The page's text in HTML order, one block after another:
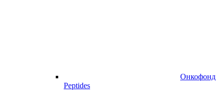
Онкофонд
Peptides